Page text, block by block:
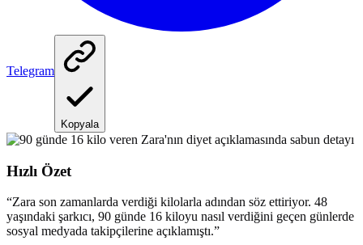
Telegram
Kopyala
Hızlı Özet
“Zara son zamanlarda verdiği kilolarla adından söz ettiriyor. 48
yaşındaki şarkıcı, 90 günde 16 kiloyu nasıl verdiğini geçen günlerde
sosyal medyada takipçilerine açıklamıştı.”